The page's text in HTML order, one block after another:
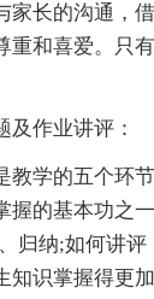
家长的沟通，
重和喜爱。只
及作业讲评：
教学的五个环
握的基本功之
归纳;如何讲评
知识掌握得更